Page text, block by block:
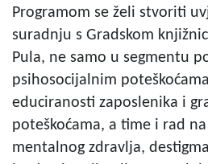
Programom se želi stvoriti
suradnju s Gradskom
Pula, ne samo u segmentu
psihosocijalnim
educiranosti zaposlenika i
poteškoćama, a time i rad
mentalnog zdravlja,